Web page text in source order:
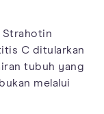
Strahotin
C ditularkan
tubuh yang
melalui